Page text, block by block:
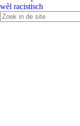
wèl racistisch